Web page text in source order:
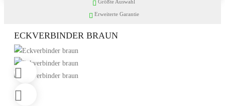
Größte Auswahl
Erweiterte Garantie
ECKVERBINDER BRAUN